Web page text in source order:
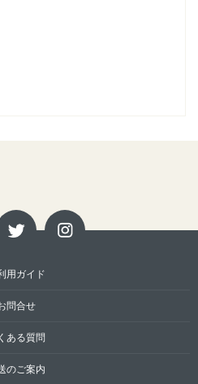
用ガイド
問合せ
ある質問
のご案内